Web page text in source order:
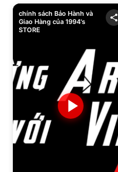
chính sách Bảo Hành và
Giao Hàng của 1994's
STORE